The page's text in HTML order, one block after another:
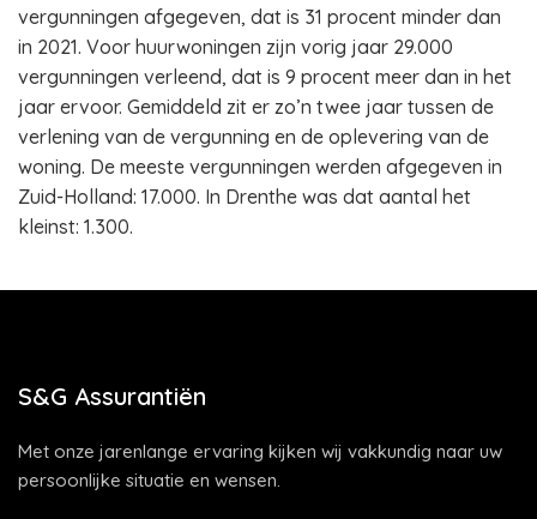
vergunningen afgegeven, dat is 31 procent minder dan
in 2021. Voor huurwoningen zijn vorig jaar 29.000
vergunningen verleend, dat is 9 procent meer dan in het
jaar ervoor. Gemiddeld zit er zo’n twee jaar tussen de
verlening van de vergunning en de oplevering van de
woning. De meeste vergunningen werden afgegeven in
Zuid-Holland: 17.000. In Drenthe was dat aantal het
kleinst: 1.300.
S&G Assurantiën
Met onze jarenlange ervaring kijken wij vakkundig naar uw
persoonlijke situatie en wensen.